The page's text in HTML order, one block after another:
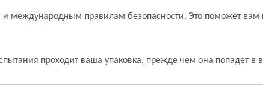
и международным правилам безопасности. Это поможет
проходит ваша упаковка, прежде чем она попадет в